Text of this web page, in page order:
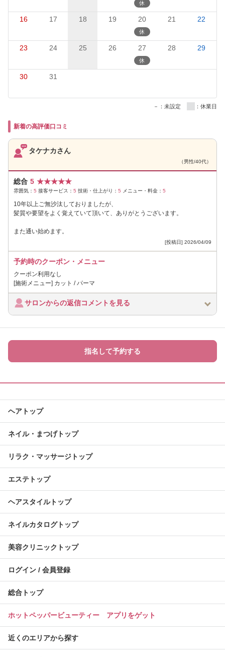
16 17 18 19 20 21 22
23 24 25 26 27 28 29
30 31
－：未設定 ：休業日
新着の高評価口コミ
タケナカさん
（男性/40代）
総合 5 ★★★★★
雰囲気： 5 接客サービス： 5 技術・仕上がり： 5 メニュー・料金： 5
10年以上ご無沙汰しておりましたが、
髪質や要望をよく覚えていて頂いて、ありがとうございます。
また通い始めます。
[投稿日] 2026/04/09
予約時のクーポン・メニュー
クーポン利用なし
[施術メニュー] カット / パーマ
サロンからの返信コメントを見る
指名して予約する
ヘアトップ
ネイル・まつげトップ
リラク・マッサージトップ
エステトップ
ヘアスタイルトップ
ネイルカタログトップ
美容クリニックトップ
ログイン / 会員登録
総合トップ
ホットペッパービューティー アプリをゲット
近くのエリアから探す